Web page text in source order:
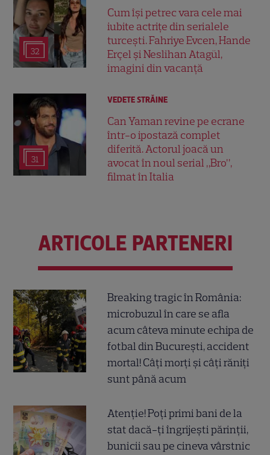
32
Cum își petrec vara cele mai
iubite actrițe din serialele
turcești. Fahriye Evcen, Hande
Erçel și Neslihan Atagül,
imagini din vacanță
31
VEDETE STRĂINE
Can Yaman revine pe ecrane
într-o ipostază complet
diferită. Actorul joacă un
avocat în noul serial „Bro”,
filmat în Italia
ARTICOLE PARTENERI
Breaking tragic în România:
microbuzul în care se afla
acum câteva minute echipa de
fotbal din București, accident
mortal! Câți morți și câți răniți
sunt până acum
Atenție! Poți primi bani de la
stat dacă-ți îngrijești părinții,
bunicii sau pe cineva vârstnic